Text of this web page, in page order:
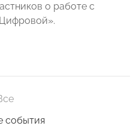
о работе с
события